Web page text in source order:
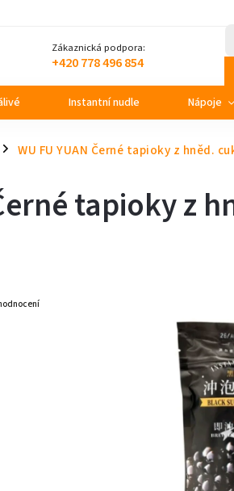
Zákaznická podpora:
+420 778 496 854
Instantní nudle Nápoje
/ WU FU YUAN Černé tapioky z hněd.
tapioky z